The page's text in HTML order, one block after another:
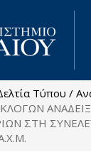
Τύπου /
ΣΤΗ